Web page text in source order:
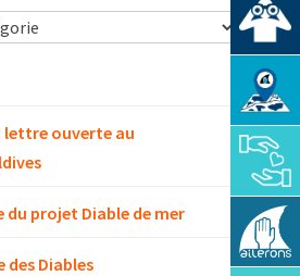
lettre ouverte au
du projet Diable de mer
des Diables